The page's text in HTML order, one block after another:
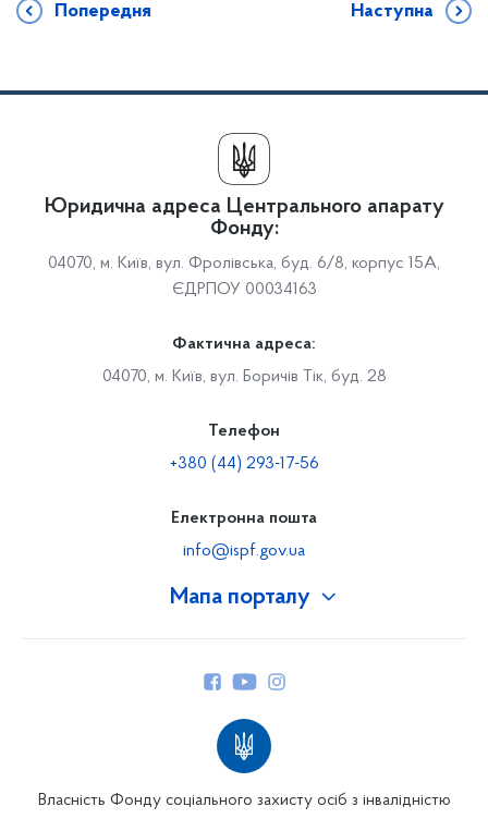
Попередня Наступна
Мапа порталу
Юридична адреса Центрального апарату
Фонду:
04070, м. Київ, вул. Фролівська, буд. 6/8, корпус 15А,
ЄДРПОУ 00034163
Фактична адреса:
04070, м. Київ, вул. Боричів Тік, буд. 28
Телефон
+380 (44) 293-17-56
Електронна пошта
info@ispf.gov.ua
Власність Фонду соціального захисту осіб з інвалідністю